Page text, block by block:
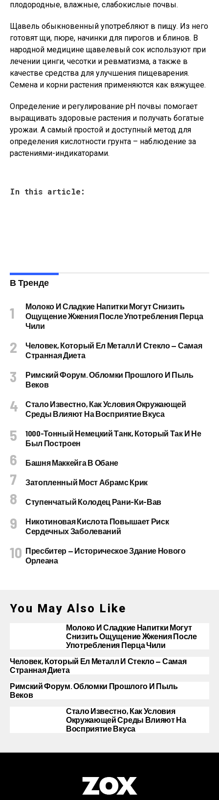
плодородные, влажные, слабокислые почвы.
Щавель обыкновенный употребляют в пищу. Из него
готовят щи, пюре, начинки для пирогов и блинов. В
народной медицине щавелевый сок используют при
лечении цинги, чесотки и ревматизма, а также в
качестве средства для улучшения пищеварения.
Семена и корни растения применяются как вяжущее.
Определение и регулирование pH почвы помогает
выращивать здоровые растения и получать богатые
урожаи. А самый простой и доступный метод для
определения кислотности грунта – наблюдение за
растениями-индикаторами.
In this article:
В Тренде
Молоко И Сладкие Напитки Могут Снизить
Ощущение Жжения После Употребления Перца
Чили
Человек, Который Ел Металл И Стекло — Самая
Странная Диета
Римский Форум. Обломки Прошлого И Пыль
Веков
Стало Известно, Как Условия Окружающей
Среды Влияют На Восприятие Вкуса
1000-Тонный Немецкий Танк, Который Так И Не
Был Построен
Башня Маккейга В Обане
Затопленный Мост Абрамс Крик
Ступенчатый Колодец Рани-Ки-Вав
Никотиновая Кислота Повышает Риск
Сердечных Заболеваний
Пресбитер — Историческое Здание Нового
Орлеана
You May Also Like
Молоко И Сладкие Напитки Могут
Снизить Ощущение Жжения После
Употребления Перца Чили
Человек, Который Ел Металл И Стекло — Самая
Странная Диета
Римский Форум. Обломки Прошлого И Пыль
Веков
Стало Известно, Как Условия
Окружающей Среды Влияют На
Восприятие Вкуса